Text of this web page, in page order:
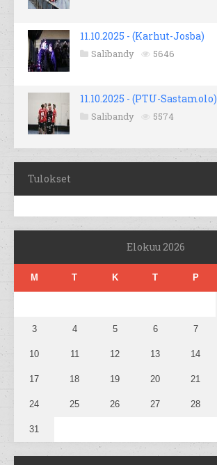
11.10.2025 - (Karhut-Josba)
Salibandy 5646
11.10.2025 - (PTU-Sastamolo)
Salibandy 5574
Tulokset
Elokuu 2026
M T K T P
3 4 5 6 7
10 11 12 13 14
17 18 19 20 21
24 25 26 27 28
31